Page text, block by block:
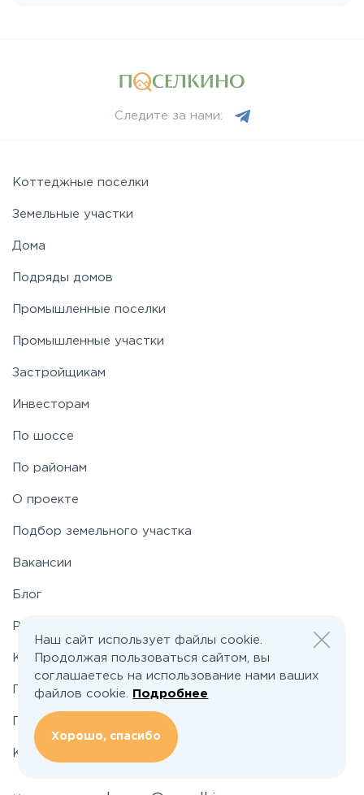
Следите за нами:
Коттеджные поселки
Земельные участки
Дома
Подряды домов
Промышленные поселки
Промышленные участки
Застройщикам
Инвесторам
По шоссе
По районам
О проекте
Подбор земельного участка
Вакансии
Блог
Реклама и сотрудничество
Контакты
Политика конфиденциальности
Пользовательское соглашение
Карта сайта
Наш сайт использует файлы cookie.
Продолжая пользоваться сайтом, вы
соглашаетесь на использование нами ваших
файлов cookie.
Подробнее
Хорошо, спасибо